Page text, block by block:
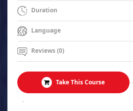
Duration
Language
Reviews (0)
Take This Course
.